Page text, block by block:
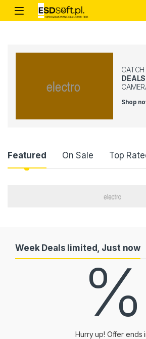
Skip to navigation
Skip to content
CATCH
DEALS
Shop
Product Carousel Tabs
Featured On Sale Top
Week Deals limited, Just now
%
Hurry up! Offer ends